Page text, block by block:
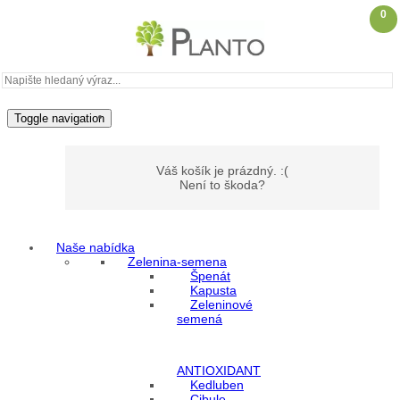
Toggle navigation
0
Váš košík je prázdný. :(
Není to škoda?
Naše nabídka
Zelenina-semena
Špenát
Kapusta
Zeleninové
semená
ANTIOXIDANT
Kedluben